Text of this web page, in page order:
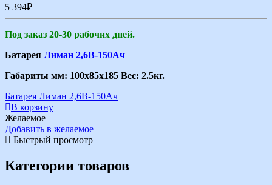
5 394₽
Под заказ 20-30 рабочих дней.
Батарея Лиман 2,6В-150Ач
Габариты мм: 100х85х185 Вес: 2.5кг.
Батарея Лиман 2,6В-150Ач
В корзину
Желаемое
Добавить в желаемое
Быстрый просмотр
Категории товаров